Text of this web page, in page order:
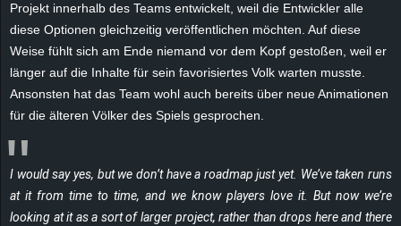
Projekt innerhalb des Teams entwickelt, weil die Entwickler alle
diese Optionen gleichzeitig veröffentlichen möchten. Auf diese
Weise fühlt sich am Ende niemand vor dem Kopf gestoßen, weil er
länger auf die Inhalte für sein favorisiertes Volk warten musste.
Ansonsten hat das Team wohl auch bereits über neue Animationen
für die älteren Völker des Spiels gesprochen.
I would say yes, but we don’t have a roadmap just yet. We’ve taken runs
at it from time to time, and we know players love it. But now we’re
looking at it as a sort of larger project, rather than drops here and there